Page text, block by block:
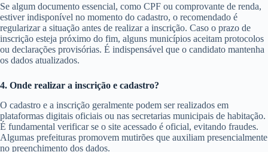
Se algum documento essencial, como CPF ou comprovante de renda,
estiver indisponível no momento do cadastro, o recomendado é
regularizar a situação antes de realizar a inscrição. Caso o prazo de
inscrição esteja próximo do fim, alguns municípios aceitam protocolos
ou declarações provisórias. É indispensável que o candidato mantenha
os dados atualizados.
4. Onde realizar a inscrição e cadastro?
O cadastro e a inscrição geralmente podem ser realizados em
plataformas digitais oficiais ou nas secretarias municipais de habitação.
É fundamental verificar se o site acessado é oficial, evitando fraudes.
Algumas prefeituras promovem mutirões que auxiliam presencialmente
no preenchimento dos dados.